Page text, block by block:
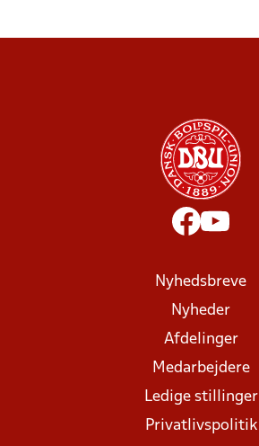
Nyhedsbreve
Nyheder
Afdelinger
Medarbejdere
Ledige stillinger
Privatlivspolitik